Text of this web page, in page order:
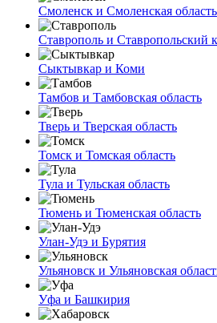
Смоленск и Смоленская область
Ставрополь и Ставропольский
Сыктывкар и Коми
Тамбов и Тамбовская область
Тверь и Тверская область
Томск и Томская область
Тула и Тульская область
Тюмень и Тюменская область
Улан-Удэ и Бурятия
Ульяновск и Ульяновская
Уфа и Башкирия